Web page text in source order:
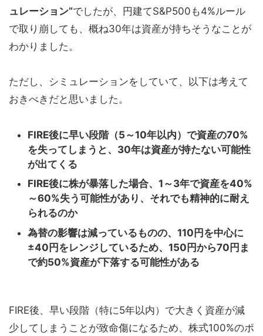
ュレーション”でしたが、円建てS&P500も4%ルール
で取り崩しても、概ね30年は資産が持ちそうなことが
わかりました。
ただし、シミュレーションをしていて、以下は考えて
おきべきだと思いました。
FIRE後に早い段階（5～10年以内）で資産の70%
を失ってしまうと、30年は資産が持たない可能性
が出てくる
FIRE後に株が暴落した場合、1～3年で資産を40%
～60%失う可能性があり、それでも精神的に耐え
られるのか
為替の影響は減っているものの、110円を中心に
±40円をレンジしているため、150円から70円ま
で約50%資産が下落する可能性がある
FIRE後、早い段階（特に5年以内）で大きく資産が減
少してしまうことが致命傷になるため、株式100%のポ